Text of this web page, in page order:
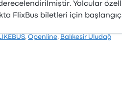
Yolcular
FlixBus biletleri için başlangıç
LIKEBUS, Openline, Balıkesir Uludağ